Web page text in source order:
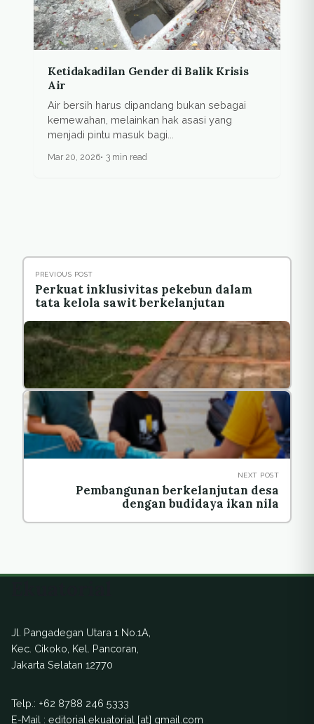
Ketidakadilan Gender di Balik Krisis
Air
Air bersih harus dipandang bukan sebagai
kemewahan, melainkan hak asasi yang
menjadi pintu masuk bagi...
Mar 20, 2026 3 min read
PREVIOUS POST
Perkuat inklusivitas pekebun dalam
tata kelola sawit berkelanjutan
NEXT POST
Pembangunan berkelanjutan desa
dengan budidaya ikan nila
Jl. Pangadegan Utara 1 No.1A,
Kec. Cikoko, Kel. Pancoran,
Jakarta Selatan 12770
Telp.: +62 8788 246 5333
E-Mail : editorial.ekuatorial [at] gmail.com